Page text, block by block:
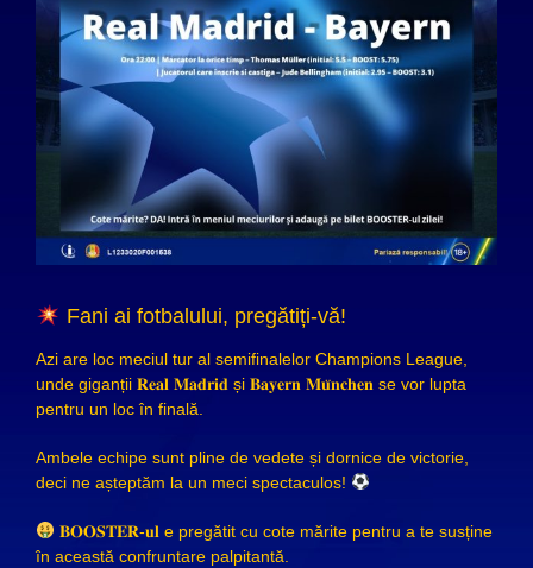
Fani ai fotbalului, pregătiți-vă!
Azi are loc meciul tur al semifinalelor Champions League,
unde giganții 𝐑𝐞𝐚𝐥 𝐌𝐚𝐝𝐫𝐢𝐝 și 𝐁𝐚𝐲𝐞𝐫𝐧 𝐌𝐮̈𝐧𝐜𝐡𝐞𝐧 se vor lupta
pentru un loc în finală.
Ambele echipe sunt pline de vedete și dornice de victorie,
deci ne așteptăm la un meci spectaculos!
𝐁𝐎𝐎𝐒𝐓𝐄𝐑-𝐮𝐥 e pregătit cu cote mărite pentru a te susține
în această confruntare palpitantă.